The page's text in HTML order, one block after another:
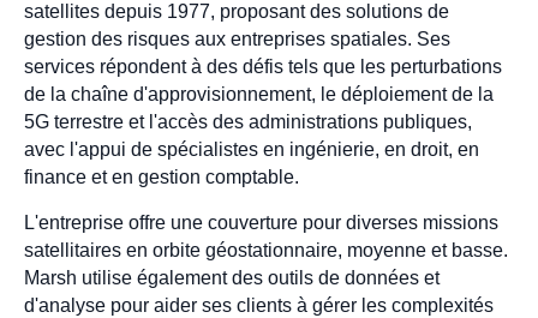
satellites depuis 1977, proposant des solutions de
gestion des risques aux entreprises spatiales. Ses
services répondent à des défis tels que les perturbations
de la chaîne d'approvisionnement, le déploiement de la
5G terrestre et l'accès des administrations publiques,
avec l'appui de spécialistes en ingénierie, en droit, en
finance et en gestion comptable.
L'entreprise offre une couverture pour diverses missions
satellitaires en orbite géostationnaire, moyenne et basse.
Marsh utilise également des outils de données et
d'analyse pour aider ses clients à gérer les complexités